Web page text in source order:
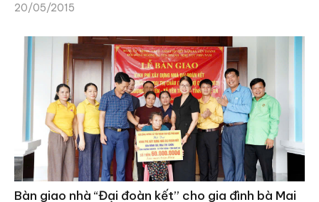
20/05/2015
Bàn giao nhà “Đại đoàn kết” cho gia đình bà Mai